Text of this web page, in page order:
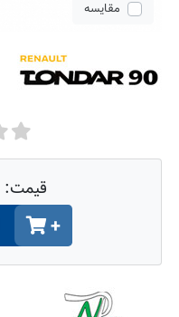
مقایسه
قیمت:
+